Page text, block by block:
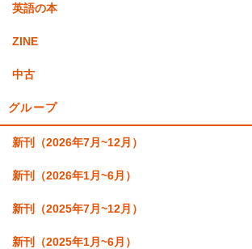
英語の本
ZINE
中古
グループ
新刊（2026年7月~12月）
新刊（2026年1月~6月）
新刊（2025年7月~12月）
新刊（2025年1月~6月）